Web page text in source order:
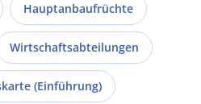
Hauptanbaufrüchte
Wirtschaftsabteilungen
(Einführung)